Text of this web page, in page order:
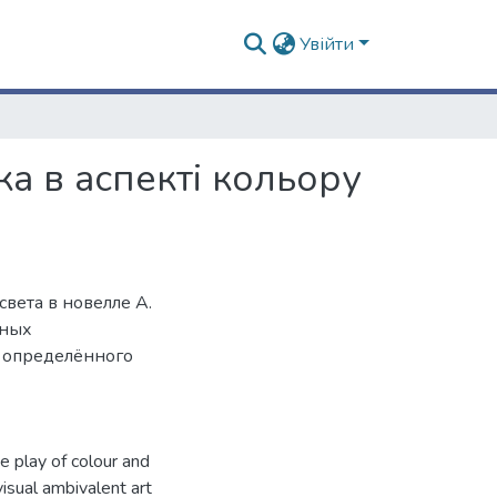
Увійти
аспекті кольору
в новелле А.
play of colour and
ambivalent art